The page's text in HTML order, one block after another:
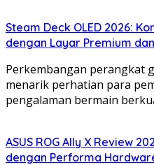
Steam Deck OLED 2026:
dengan Layar Premium
Perkembangan perangkat
menarik perhatian para
pengalaman bermain
ASUS ROG Ally X Review
dengan Performa